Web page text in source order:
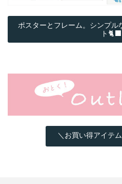
ポスターとフレーム。シンプル
ト
＼お買い得アイテ